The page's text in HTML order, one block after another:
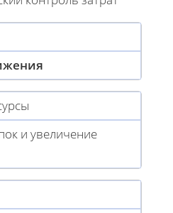
и увеличение